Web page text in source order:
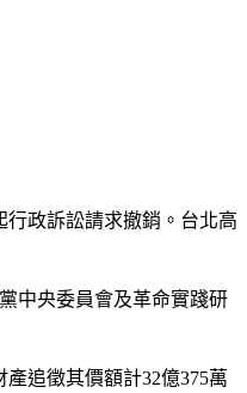
政訴訟請求撤銷。台北高
中央委員會及革命實踐研
追徵其價額計32億375萬